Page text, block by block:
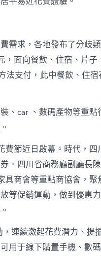
真
金
查
包
養
白
銀
花
費
高
潮
_
中
中
需求，各地發布了分歧
，面向餐飲、住宿、片
法支付，此中餐飲、住
、car 、數碼產物等重
費節近日啟幕。時代，
。四川省商務廳副廳長
具商會等重點商協會，
等促銷運動，做到優惠
，連續激起花費潛力、
用于線下購置手機、數